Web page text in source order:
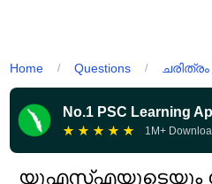
Home / Questions /
No.1 PSC Learning
★ ★ ★ ★ ★ 1M+
യുഎസ്എയുടെയും